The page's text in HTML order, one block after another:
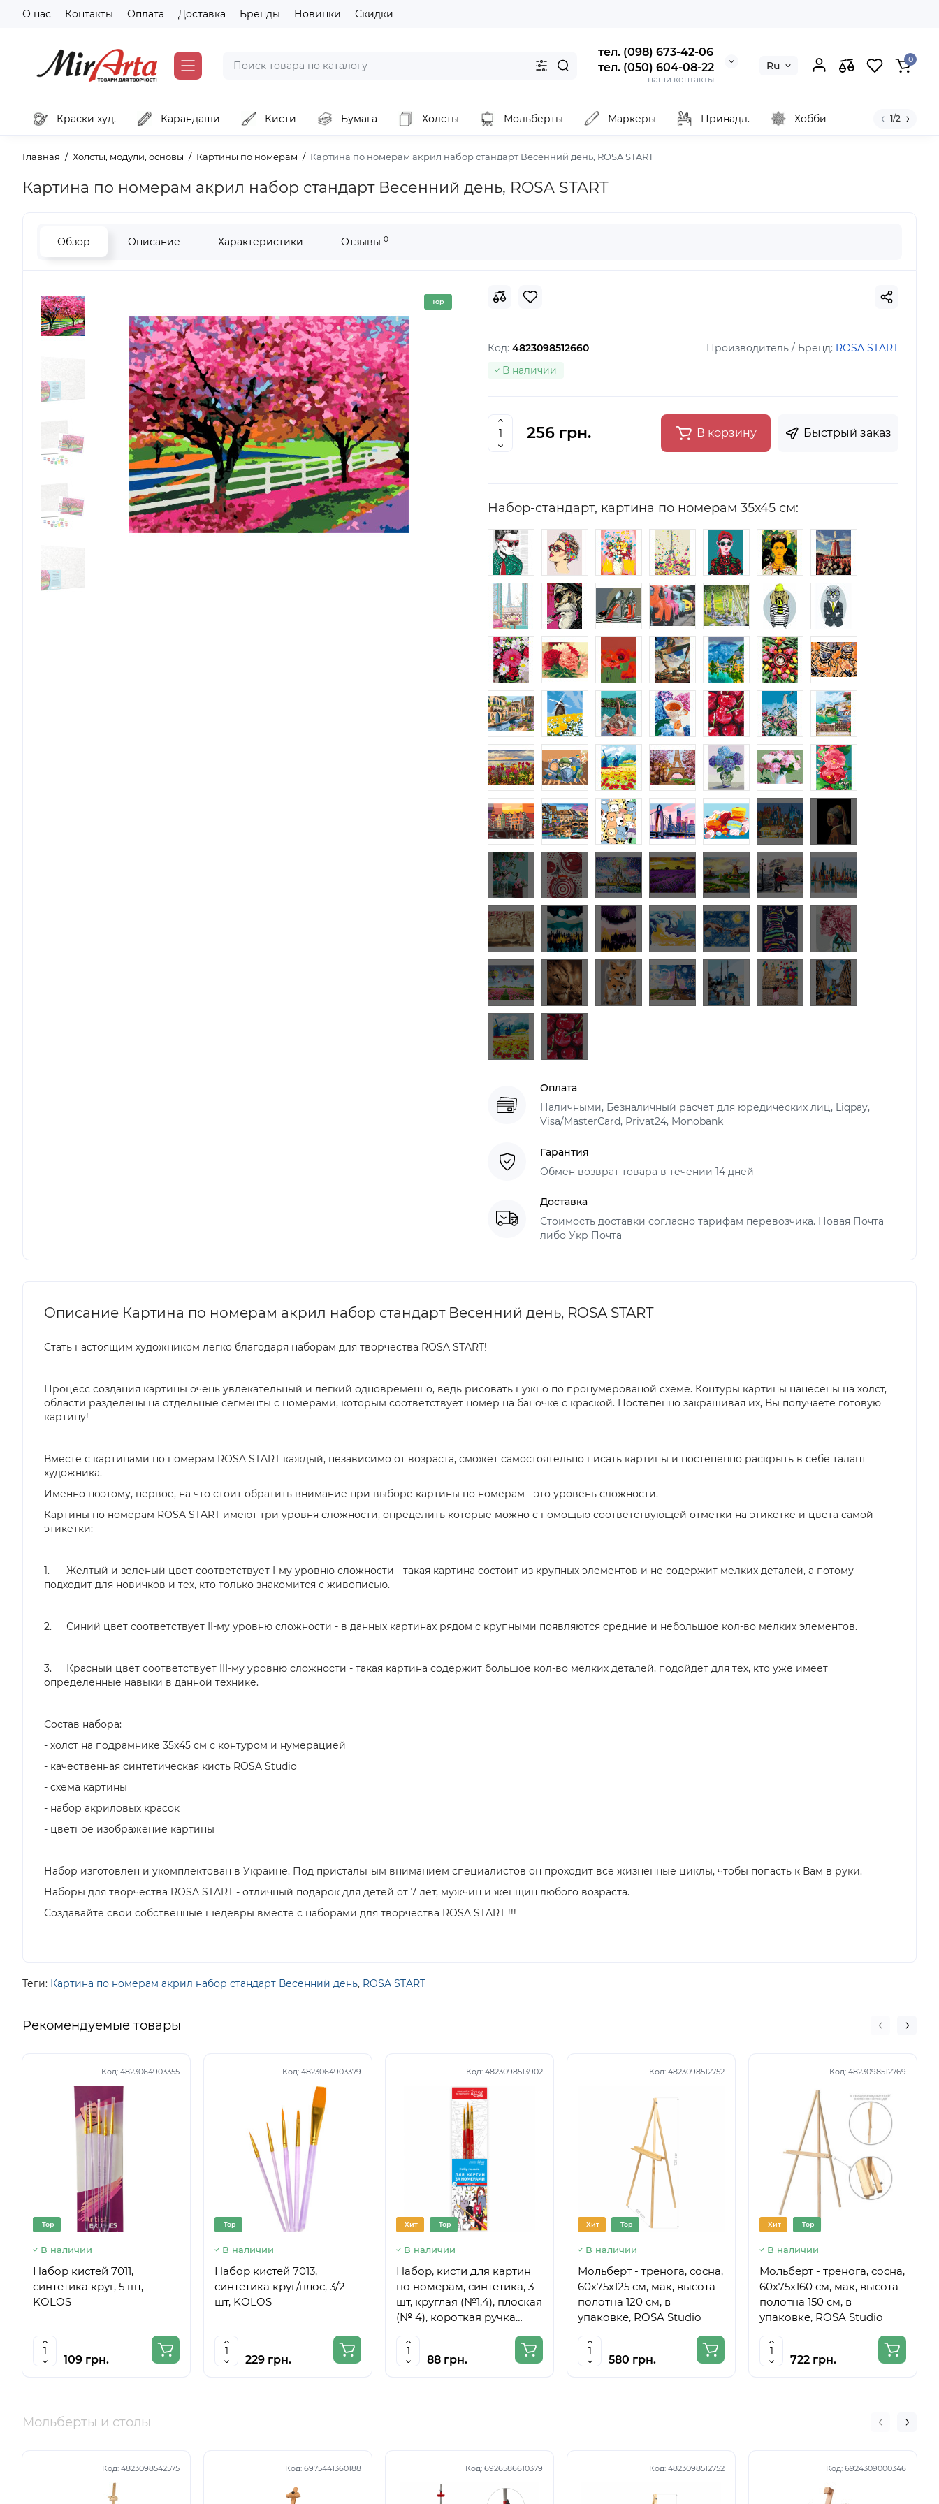
О нас Контакты Оплата Доставка Бренды Новинки Скидки
тел. (098) 673-42-06
тел. (050) 604-08-22
наши контакты
Ru 0
Краски худ. Карандаши Кисти Бумага Холсты Мольберты Маркеры Принадл. Хобби 1/2
Главная Холсты, модули, основы Картины по номерам Картина по номерам акрил набор стандарт Весенний день, ROSA START
Картина по номерам акрил набор стандарт Весенний день, ROSA START
Обзор Описание Характеристики Отзывы 0
Top
Код: 4823098512660 Производитель / Бренд: ROSA START
В наличии
256 грн. В корзину Быстрый заказ
Набор-стандарт, картина по номерам 35х45 см:
Оплата
Наличными, Безналичный расчет для юредических лиц, Liqpay,
Visa/MasterCard, Privat24, Monobank
Гарантия
Обмен возврат товара в течении 14 дней
Доставка
Стоимость доставки согласно тарифам перевозчика. Новая Почта
либо Укр Почта
Описание Картина по номерам акрил набор стандарт Весенний день, ROSA START
Стать настоящим художником легко благодаря наборам для творчества ROSA START!
Процесс создания картины очень увлекательный и легкий одновременно, ведь рисовать нужно по пронумерованой схеме. Контуры картины нанесены на холст,
области разделены на отдельные сегменты с номерами, которым соответствует номер на баночке с краской. Постепенно закрашивая их, Вы получаете готовую
картину!
Вместе с картинами по номерам ROSA START каждый, независимо от возраста, сможет самостоятельно писать картины и постепенно раскрыть в себе талант
художника.
Именно поэтому, первое, на что стоит обратить внимание при выборе картины по номерам - это уровень сложности.
Картины по номерам ROSA START имеют три уровня сложности, определить которые можно с помощью соответствующей отметки на этикетке и цвета самой
этикетки:
1.
Желтый и зеленый цвет соответствует I-му уровню сложности - такая картина состоит из крупных элементов и не содержит мелких деталей, а потому
подходит для новичков и тех, кто только знакомится с живописью.
2. Синий цвет соответствует II-му уровню сложности - в данных картинах рядом с крупными появляются средние и небольшое кол-во мелких элементов.
3.
Красный цвет соответствует III-му уровню сложности - такая картина содержит большое кол-во мелких деталей, подойдет для тех, кто уже имеет
определенные навыки в данной технике.
Состав набора:
- холст на подрамнике 35х45 см с контуром и нумерацией
- качественная синтетическая кисть ROSA Studio
- схема картины
- набор акриловых красок
- цветное изображение картины
Набор изготовлен и укомплектован в Украине. Под пристальным вниманием специалистов он проходит все жизненные циклы, чтобы попасть к Вам в руки.
Наборы для творчества ROSA START - отличный подарок для детей от 7 лет, мужчин и женщин любого возраста.
Создавайте свои собственные шедевры вместе с наборами для творчества ROSA START !!!
Теги: Картина по номерам акрил набор стандарт Весенний день, ROSA START
Рекомендуемые товары
Код: 4823064903355
Top
В наличии
Набор кистей 7011,
синтетика круг, 5 шт,
KOLOS
109 грн.
Код: 4823064903379
Top
В наличии
Набор кистей 7013,
синтетика круг/плос, 3/2
шт, KOLOS
229 грн.
Код: 4823098513902
Хит Top
В наличии
Набор, кисти для картин
по номерам, синтетика, 3
шт, круглая (№1,4), плоская
(№ 4), короткая ручка
88 грн.
Код: 4823098512752
Хит Top
В наличии
Мольберт - тренога, сосна,
60х75х125 см, мак, высота
полотна 120 см, в
упаковке, ROSA Studio
580 грн.
Код: 4823098512769
Хит Top
В наличии
Мольберт - тренога, сосна,
60х75х160 см, мак, высота
полотна 150 см, в
упаковке, ROSA Studio
722 грн.
Мольберты и столы
Код: 4823098542575 Код: 6975441360188 Код: 6926586610379 Код: 4823098512752 Код: 6924309000346